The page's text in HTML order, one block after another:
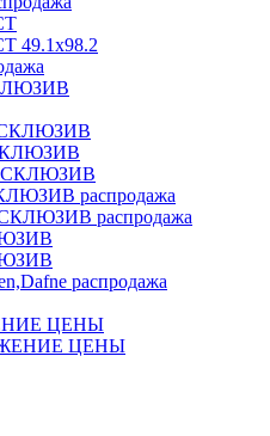
49.1x98.2
распродажа
распродажа
распродажа
ЦЕНЫ
ЦЕНЫ